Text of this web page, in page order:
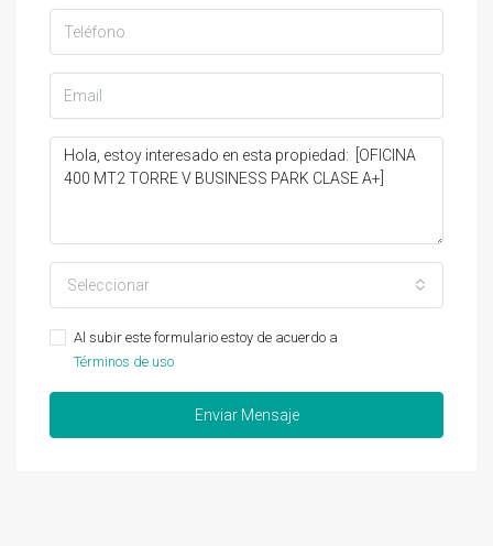
Seleccionar
Al subir este formulario estoy de acuerdo a
Términos de uso
Enviar Mensaje